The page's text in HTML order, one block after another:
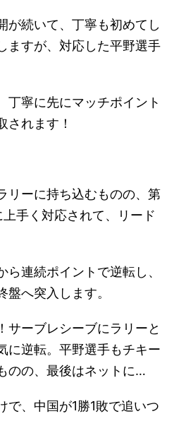
が続いて、丁寧も初めてし
ますが、対応した平野選手
丁寧に先にマッチポイント
されます！
リーに持ち込むものの、第
手く対応されて、リード
ら連続ポイントで逆転し、
盤へ突入します。
サーブレシーブにラリーと
に逆転。平野選手もチキー
のの、最後はネットに…
で、中国が1勝1敗で追いつ